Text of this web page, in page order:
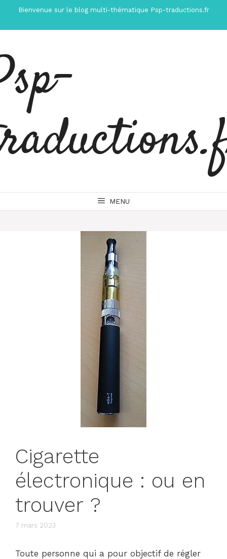
contenu
Bienvenue sur le blog multi-thématique Psp-traductions.fr
MENU
Cigarette
électronique : ou en
trouver ?
7 mars 2023
Toute personne qui a pour objectif de régler